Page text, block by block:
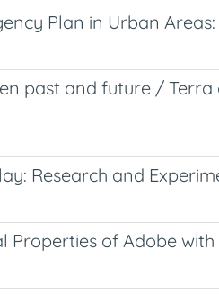
Plan in Urban Areas:
past and future /
Research and
Properties of Adobe